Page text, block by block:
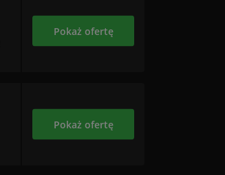
Pokaż ofertę
Pokaż ofertę